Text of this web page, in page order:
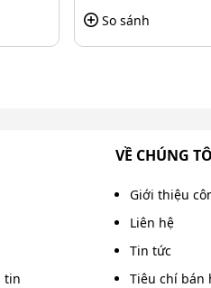
Kích thước
giản
So sánh
tin
VỀ CHÚNG
Giới thiệu
Liên hệ
Tin tức
Tiêu chí bán